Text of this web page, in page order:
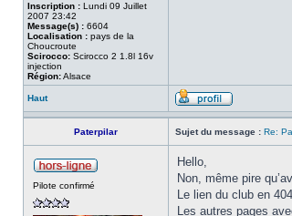
Inscription : Lundi 09 Juillet
2007 23:42
Message(s) : 6604
Localisation : pays de la
Choucroute
Scirocco: Scirocco 2 1.8l 16v
injection
Région:Alsace
Haut
Paterpilar Sujet du message : Re:
Pilote confirmé
Hello,
Non, même pire
Le lien du club en 404
Les autres pages